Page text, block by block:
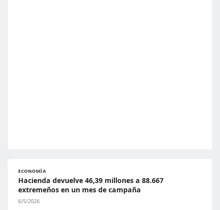
ECONOMÍA
Hacienda devuelve 46,39 millones a 88.667
extremeños en un mes de campaña
6/5/2026